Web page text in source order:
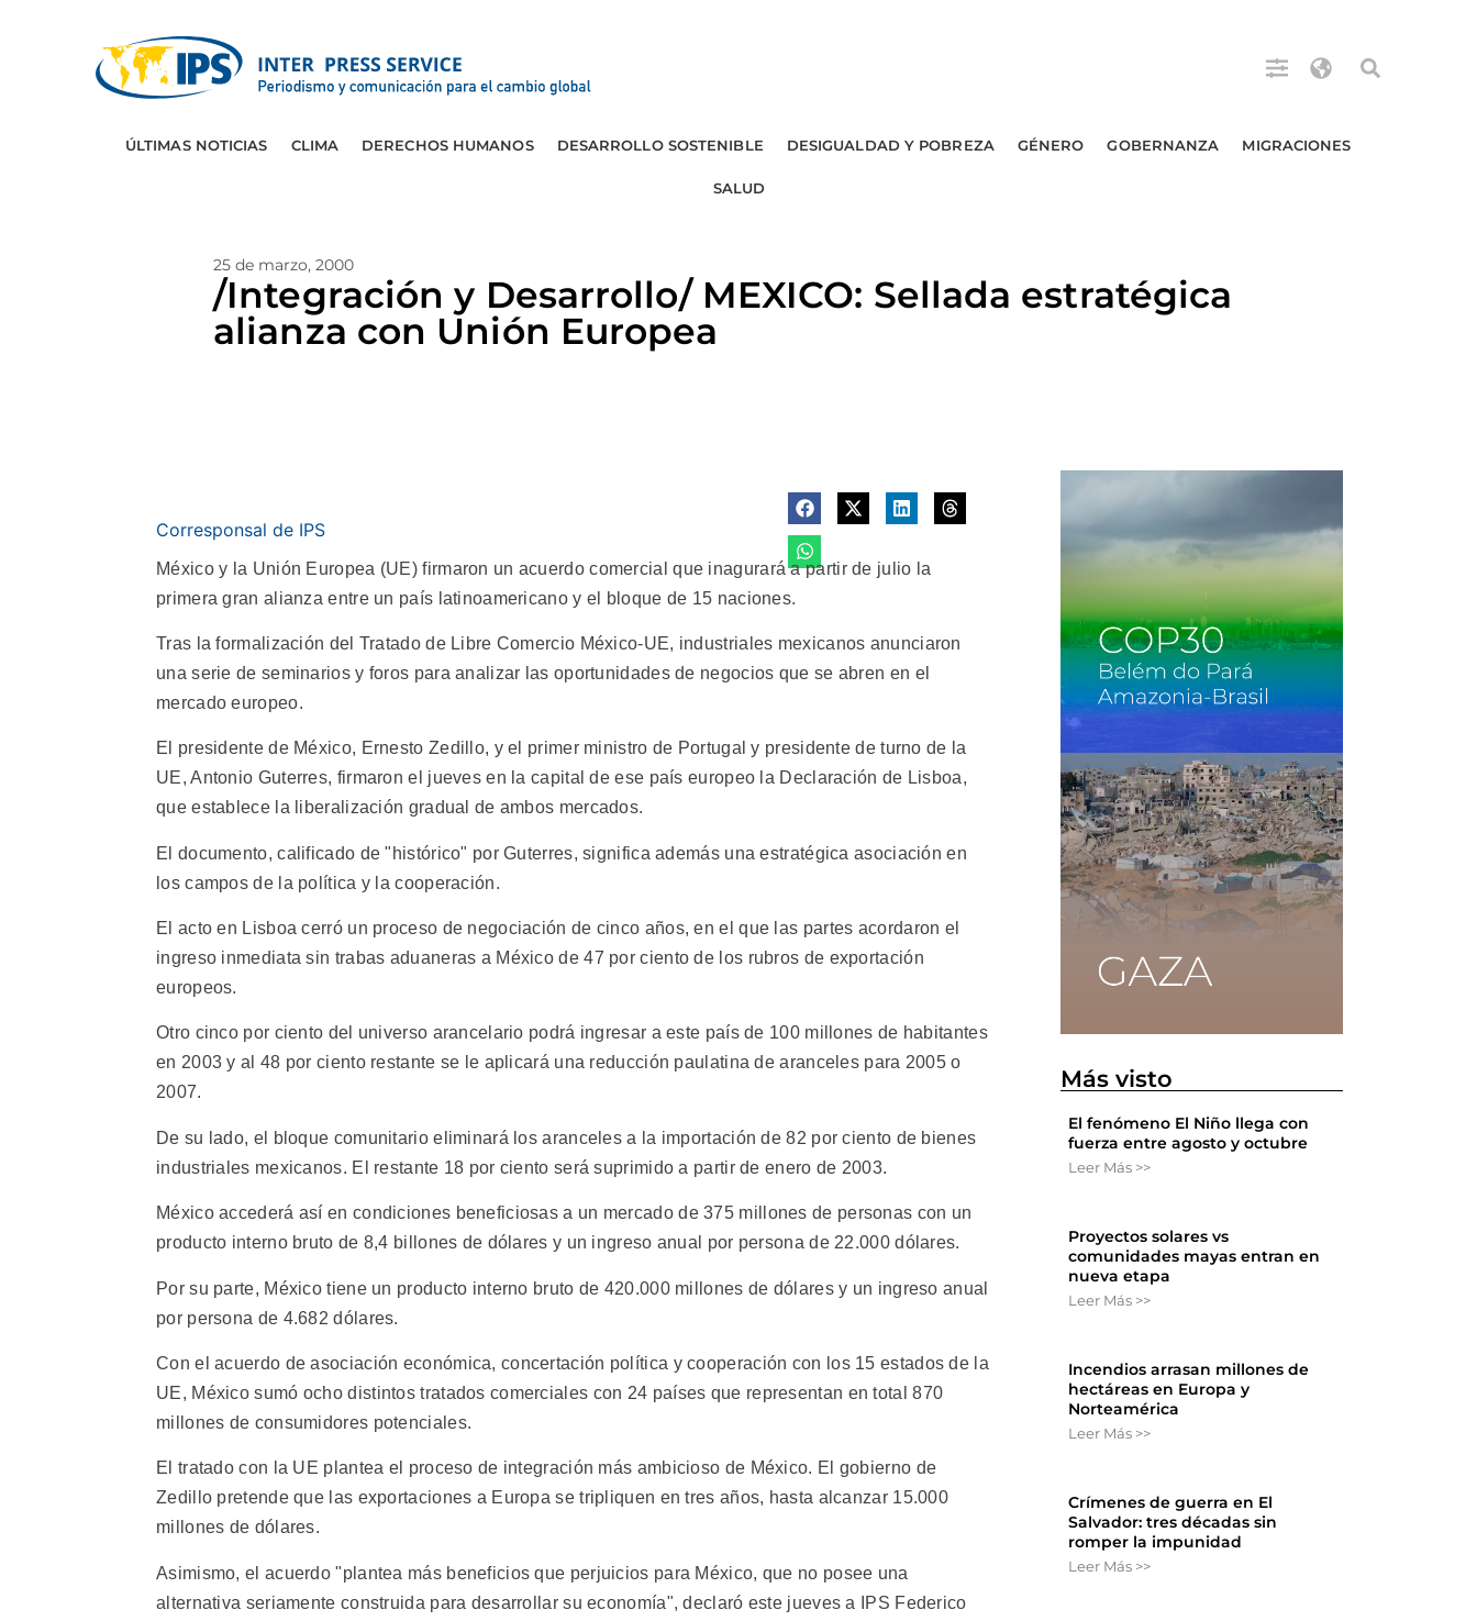
ÚLTIMAS NOTICIAS CLIMA DERECHOS HUMANOS DESARROLLO SOSTENIBLE DESIGUALDAD Y POBREZA GÉNERO GOBERNANZA MIGRACIONES
SALUD
25 de marzo, 2000
/Integración y Desarrollo/ MEXICO: Sellada estratégica
alianza con Unión Europea
Corresponsal de IPS
México y la Unión Europea (UE) firmaron un acuerdo comercial que inagurará a partir de julio la
primera gran alianza entre un país latinoamericano y el bloque de 15 naciones.
Tras la formalización del Tratado de Libre Comercio México-UE, industriales mexicanos anunciaron
una serie de seminarios y foros para analizar las oportunidades de negocios que se abren en el
mercado europeo.
El presidente de México, Ernesto Zedillo, y el primer ministro de Portugal y presidente de turno de la
UE, Antonio Guterres, firmaron el jueves en la capital de ese país europeo la Declaración de Lisboa,
que establece la liberalización gradual de ambos mercados.
El documento, calificado de "histórico" por Guterres, significa además una estratégica asociación en
los campos de la política y la cooperación.
El acto en Lisboa cerró un proceso de negociación de cinco años, en el que las partes acordaron el
ingreso inmediata sin trabas aduaneras a México de 47 por ciento de los rubros de exportación
europeos.
Otro cinco por ciento del universo arancelario podrá ingresar a este país de 100 millones de habitantes
en 2003 y al 48 por ciento restante se le aplicará una reducción paulatina de aranceles para 2005 o
2007.
De su lado, el bloque comunitario eliminará los aranceles a la importación de 82 por ciento de bienes
industriales mexicanos. El restante 18 por ciento será suprimido a partir de enero de 2003.
México accederá así en condiciones beneficiosas a un mercado de 375 millones de personas con un
producto interno bruto de 8,4 billones de dólares y un ingreso anual por persona de 22.000 dólares.
Por su parte, México tiene un producto interno bruto de 420.000 millones de dólares y un ingreso anual
por persona de 4.682 dólares.
Con el acuerdo de asociación económica, concertación política y cooperación con los 15 estados de la
UE, México sumó ocho distintos tratados comerciales con 24 países que representan en total 870
millones de consumidores potenciales.
El tratado con la UE plantea el proceso de integración más ambicioso de México. El gobierno de
Zedillo pretende que las exportaciones a Europa se tripliquen en tres años, hasta alcanzar 15.000
millones de dólares.
Asimismo, el acuerdo "plantea más beneficios que perjuicios para México, que no posee una
alternativa seriamente construida para desarrollar su economía", declaró este jueves a IPS Federico
Más visto
El fenómeno El Niño llega con
fuerza entre agosto y octubre
Leer Más >>
Proyectos solares vs
comunidades mayas entran en
nueva etapa
Leer Más >>
Incendios arrasan millones de
hectáreas en Europa y
Norteamérica
Leer Más >>
Crímenes de guerra en El
Salvador: tres décadas sin
romper la impunidad
Leer Más >>